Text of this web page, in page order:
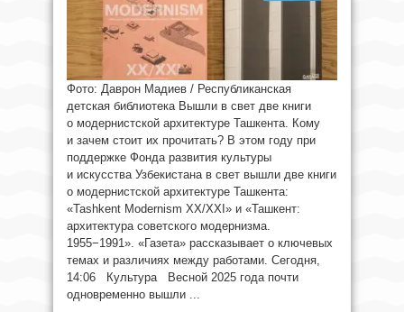
Фото: Даврон Мадиев / Республиканская
детская библиотека Вышли в свет две книги
о модернистской архитектуре Ташкента. Кому
и зачем стоит их прочитать? В этом году при
поддержке Фонда развития культуры
и искусства Узбекистана в свет вышли две книги
о модернистской архитектуре Ташкента:
«Tashkent Modernism XX/XXI» и «Ташкент:
архитектура советского модернизма.
1955−1991». «Газета» рассказывает о ключевых
темах и различиях между работами. Сегодня,
14:06 Культура Весной 2025 года почти
одновременно вышли ...